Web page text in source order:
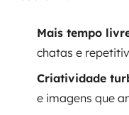
Mais tempo
chatas e
Criatividade
e imagens que